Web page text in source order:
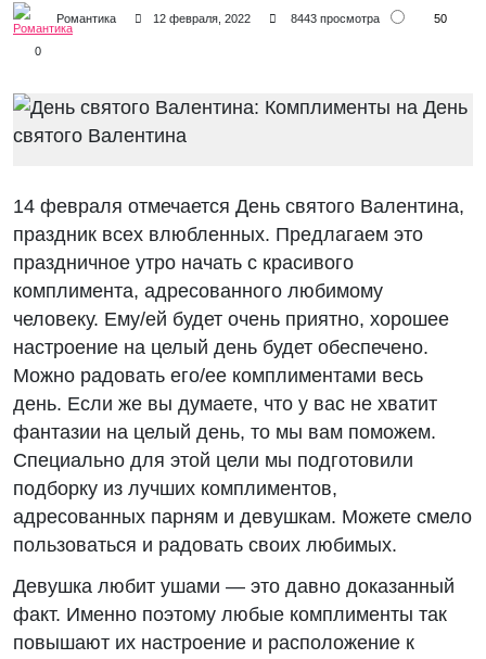
Романтика 12 февраля, 2022 8443 просмотра 50
0
14 февраля отмечается День святого Валентина,
праздник всех влюбленных. Предлагаем это
праздничное утро начать с красивого
комплимента, адресованного любимому
человеку. Ему/ей будет очень приятно, хорошее
настроение на целый день будет обеспечено.
Можно радовать его/ее комплиментами весь
день. Если же вы думаете, что у вас не хватит
фантазии на целый день, то мы вам поможем.
Специально для этой цели мы подготовили
подборку из лучших комплиментов,
адресованных парням и девушкам. Можете смело
пользоваться и радовать своих любимых.
Девушка любит ушами — это давно доказанный
факт. Именно поэтому любые комплименты так
повышают их настроение и расположение к